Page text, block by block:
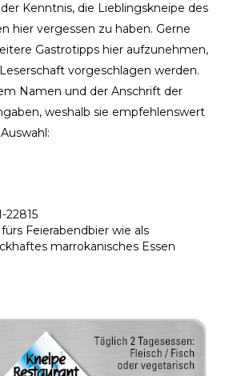
Kenntnis, die Lieblingskneipe des
hier vergessen zu haben. Gerne
Gastrotipps hier aufzunehmen,
vorgeschlagen werden.
Namen und der Anschrift der
weshalb sie empfehlenswert
22815
Feierabendbier wie als
marrokanisches Essen